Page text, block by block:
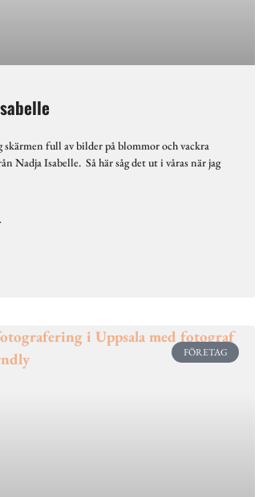
skärmen full av bilder på blommor och vackra
Nadja Isabelle. Så här såg det ut i våras när jag
FÖRETAG